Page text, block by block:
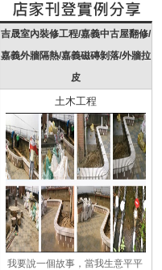
吉晟室內裝修工程/嘉義中古屋翻修/
嘉義外牆隔熱/嘉義磁磚剝落/外牆拉
皮
土木工程
我要說一個故事，當我生意平平